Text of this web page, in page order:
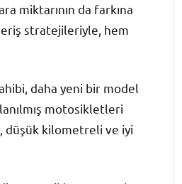
miktarının da farkına
stratejileriyle, hem
daha yeni bir model
motosikletleri
düşük kilometreli ve iyi